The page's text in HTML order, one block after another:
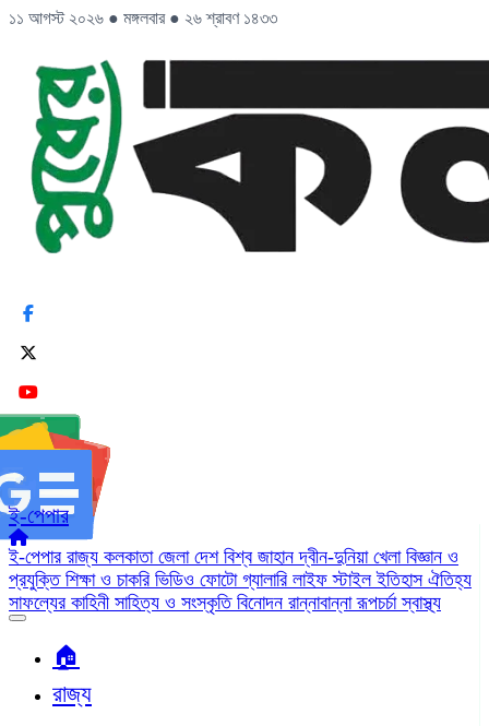
১১ আগস্ট ২০২৬ ● মঙ্গলবার ● ২৬ শ্রাবণ ১৪৩৩
ই-পেপার
ই-পেপার রাজ্য কলকাতা জেলা দেশ বিশ্ব জাহানদ্বীন-দুনিয়া খেলা বিজ্ঞান ও
প্রযুক্তি শিক্ষা ও চাকরি ভিডিও ফোটো গ্যালারি লাইফ স্টাইলইতিহাস ঐতিহ্য
সাফল্যের কাহিনী সাহিত্য ও সংস্কৃতি বিনোদন রান্নাবান্নারূপচর্চাস্বাস্থ্য
🏠︎
রাজ্য